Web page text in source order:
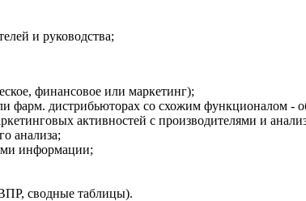
и руководства;
финансовое или маркетинг);
фарм. дистрибьюторах со схожим функционалом -
активностей с производителями и
анализа;
информации;
сводные таблицы).